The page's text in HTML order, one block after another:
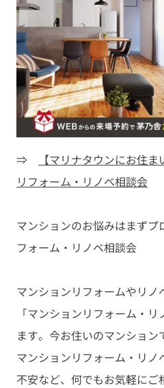
⇒
【マリナタウンにお住
リフォーム・リノベ相談会
マンションのお悩みはまずプ
フォーム・リノベ相談会
マンションリフォームやリ
「マンションリフォーム・
ます。今お住いのマンション
マンションリフォーム・リ
不安など、何でもお気軽にご